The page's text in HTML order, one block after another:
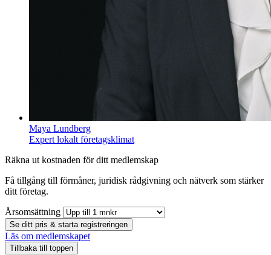
Maya Lundberg
Expert lokalt företagsklimat
Räkna ut kostnaden för ditt medlemskap
Få tillgång till förmåner, juridisk rådgivning och nätverk som stärker
ditt företag.
Årsomsättning
Se ditt pris & starta registreringen
Läs om medlemskapet
Tillbaka till toppen